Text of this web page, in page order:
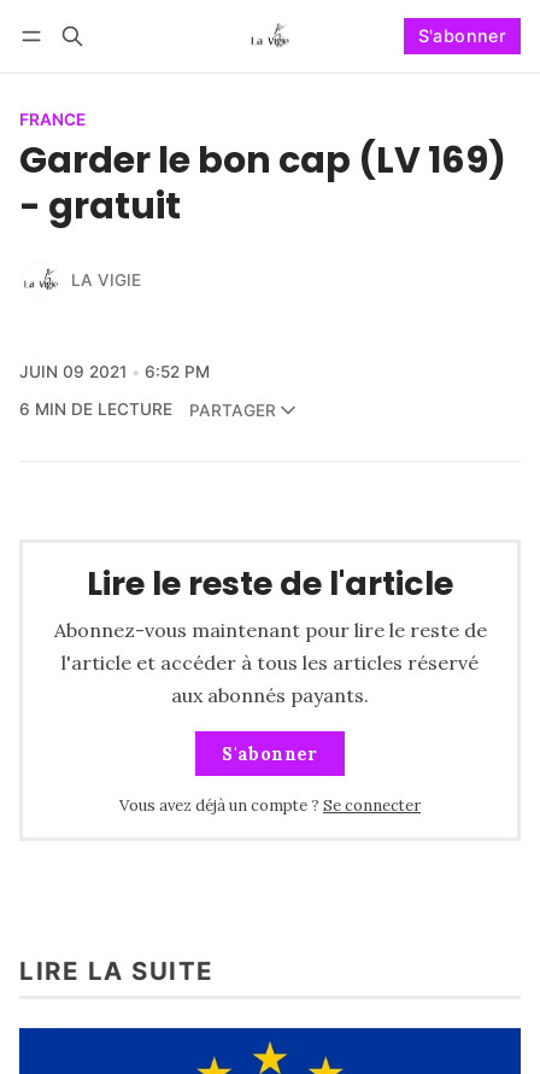
S'abonner
FRANCE
Garder le bon cap (LV 169)
- gratuit
LA VIGIE
JUIN 09 2021
6:52 PM
6 MIN DE LECTURE
PARTAGER
Lire le reste de l'article
Abonnez-vous maintenant pour lire le reste de
l'article et accéder à tous les articles réservé
aux abonnés payants.
S'abonner
Vous avez déjà un compte ? Se connecter
LIRE LA SUITE